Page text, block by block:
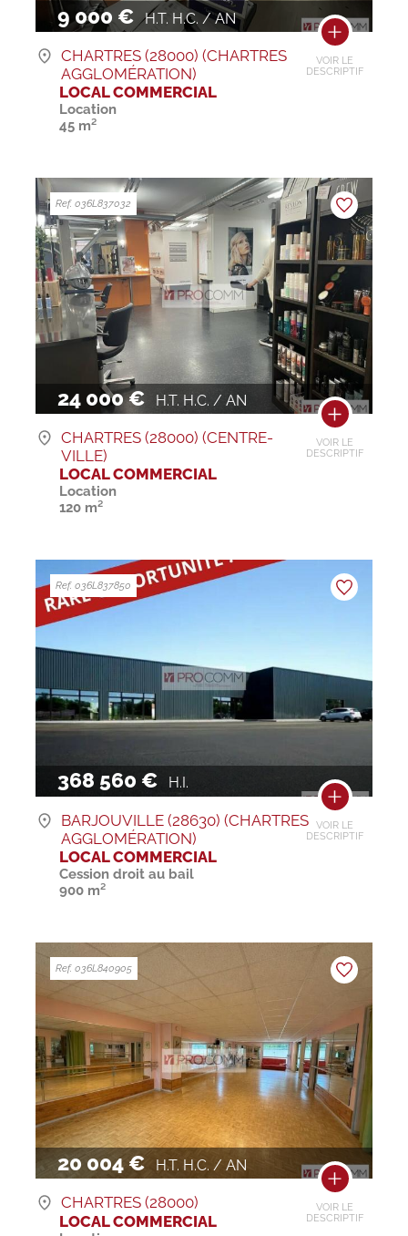
9 000 € H.T. H.C. / AN
VOIR LE
DESCRIPTIF
CHARTRES (28000) (CHARTRES
AGGLOMÉRATION)
LOCAL COMMERCIAL
Location
45 m²
24 000 € H.T. H.C. / AN
VOIR LE
DESCRIPTIF
Ref. 036L837032
CHARTRES (28000) (CENTRE-
VILLE)
LOCAL COMMERCIAL
Location
120 m²
368 560 € H.I.
VOIR LE
DESCRIPTIF
Ref. 036L837850
BARJOUVILLE (28630) (CHARTRES
AGGLOMÉRATION)
LOCAL COMMERCIAL
Cession droit au bail
900 m²
20 004 € H.T. H.C. / AN
VOIR LE
DESCRIPTIF
Ref. 036L840905
CHARTRES (28000)
LOCAL COMMERCIAL